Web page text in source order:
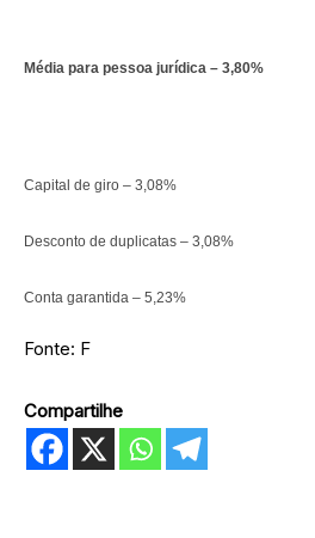
Média para pessoa jurídica – 3,80%
Capital de giro – 3,08%
Desconto de duplicatas – 3,08%
Conta garantida – 5,23%
Fonte: F
Compartilhe